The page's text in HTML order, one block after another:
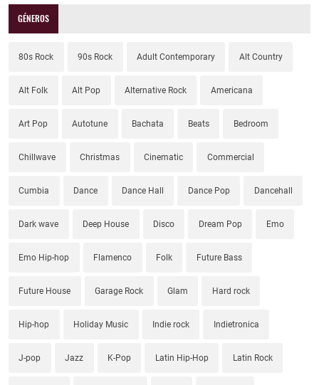
GÉNEROS
80s Rock 90s Rock Adult Contemporary Alt Country
Alt Folk Alt Pop Alternative Rock Americana
Art Pop Autotune Bachata Beats Bedroom
Chillwave Christmas Cinematic Commercial
Cumbia Dance Dance Hall Dance Pop Dancehall
Dark wave Deep House Disco Dream Pop Emo
Emo Hip-hop Flamenco Folk Future Bass
Future House Garage Rock Glam Hard rock
Hip-hop Holiday Music Indie rock Indietronica
J-pop Jazz K-Pop Latin Hip-Hop Latin Rock